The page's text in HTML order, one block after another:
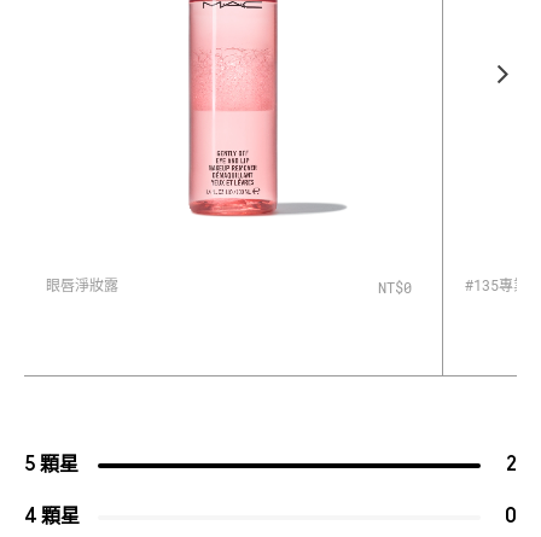
眼唇淨妝露 NT$0 #135專業
5 顆星 2
4 顆星 0